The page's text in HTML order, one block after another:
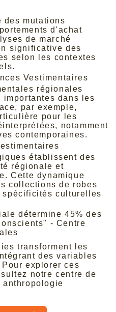
des mutations
d'achat
de marché
significative des
selon les contextes
Vestimentaires
régionales
dans les
par exemple,
pour les
notamment
contemporaines.
établissent des
régionale et
Cette dynamique
collections de robes
spécificités culturelles
détermine 45% des
- Centre
transforment les
des variables
explorer ces
notre centre de